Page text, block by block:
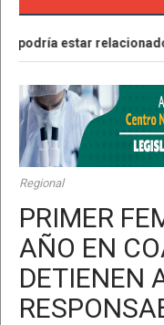
estar relacionado
Regional
PRIMER
AÑO EN
DETIENEN